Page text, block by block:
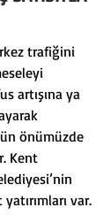
trafiğini
artışına ya
önümüzde
Kent
var.